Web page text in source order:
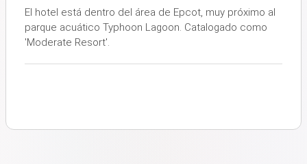
El hotel está dentro del área de Epcot, muy próximo al
parque acuático Typhoon Lagoon. Catalogado como
'Moderate Resort'.